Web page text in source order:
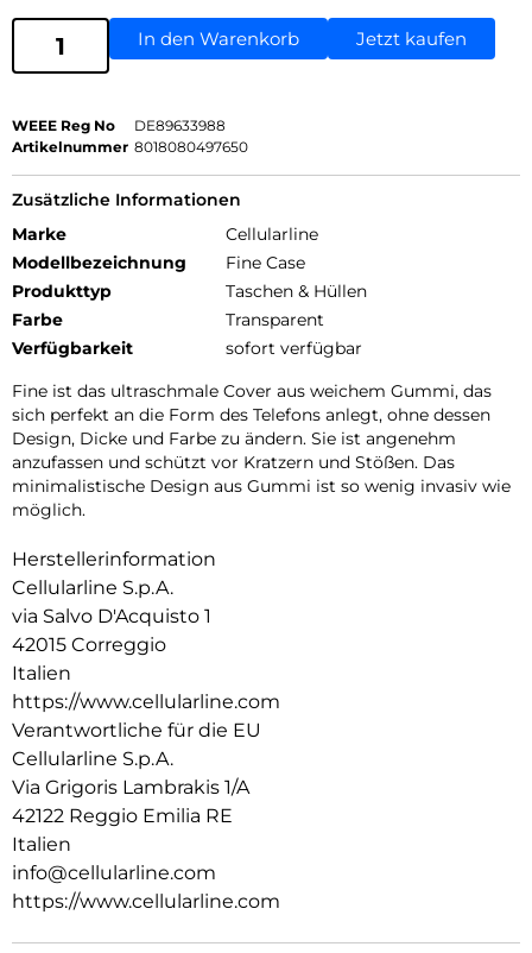
In den Warenkorb Jetzt kaufen
WEEE Reg No
DE89633988
Artikelnummer 8018080497650
Zusätzliche Informationen
Marke
Cellularline
Modellbezeichnung
Fine Case
Produkttyp
Taschen & Hüllen
Farbe
Transparent
Verfügbarkeit
sofort verfügbar
Fine ist das ultraschmale Cover aus weichem Gummi, das
sich perfekt an die Form des Telefons anlegt, ohne dessen
Design, Dicke und Farbe zu ändern. Sie ist angenehm
anzufassen und schützt vor Kratzern und Stößen. Das
minimalistische Design aus Gummi ist so wenig invasiv wie
möglich.
Herstellerinformation
Cellularline S.p.A.
via Salvo D'Acquisto 1
42015 Correggio
Italien
https://www.cellularline.com
Verantwortliche für die EU
Cellularline S.p.A.
Via Grigoris Lambrakis 1/A
42122 Reggio Emilia RE
Italien
info@cellularline.com
https://www.cellularline.com